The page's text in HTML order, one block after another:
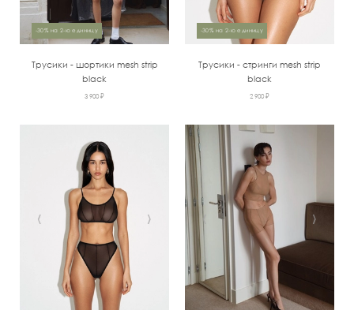
-30% на 2-ю единицу
Трусики - шортики mesh strip
black
3 900 ₽
-30% на 2-ю единицу
Трусики - стринги mesh strip
black
2 900 ₽
‹ › ‹ ›